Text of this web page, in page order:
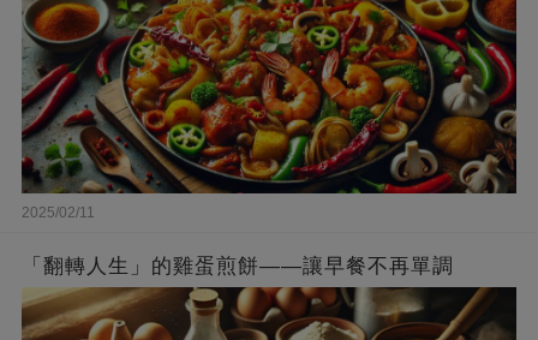
2025/02/11
「翻轉人生」的雞蛋煎餅——讓早餐不再單調